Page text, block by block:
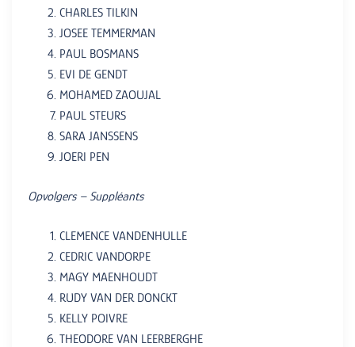
CHARLES TILKIN
JOSEE TEMMERMAN
PAUL BOSMANS
EVI DE GENDT
MOHAMED ZAOUJAL
PAUL STEURS
SARA JANSSENS
JOERI PEN
Opvolgers – Suppléants
CLEMENCE VANDENHULLE
CEDRIC VANDORPE
MAGY MAENHOUDT
RUDY VAN DER DONCKT
KELLY POIVRE
THEODORE VAN LEERBERGHE